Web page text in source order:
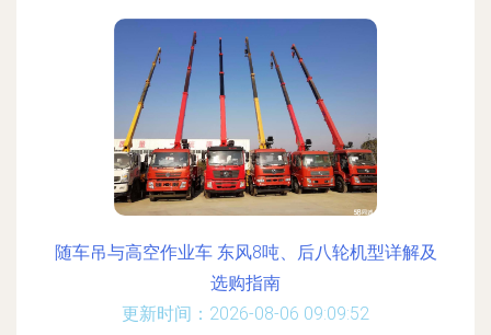
随车吊与高空作业车 东风8吨、后八轮机型详解及
选购指南
更新时间：2026-08-06 09:09:52